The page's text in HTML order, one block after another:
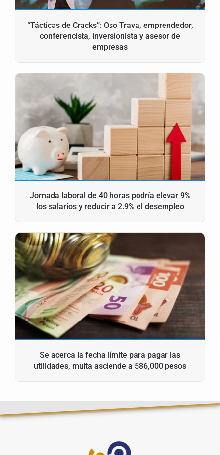
“Tácticas de Cracks”: Oso Trava, emprendedor,
conferencista, inversionista y asesor de
empresas
Jornada laboral de 40 horas podría elevar 9%
los salarios y reducir a 2.9% el desempleo
Se acerca la fecha límite para pagar las
utilidades, multa asciende a 586,000 pesos